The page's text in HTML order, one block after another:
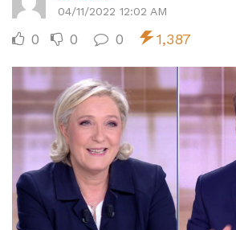
04/11/2022 12:02 AM
0 0 0 1,387